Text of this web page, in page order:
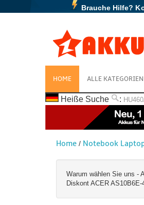
Brauche Hilfe?
HOME ALLE KATEGORIEN
Heiße Suche :
Home/ Notebook
Warum wählen Sie uns -
Diskont ACER